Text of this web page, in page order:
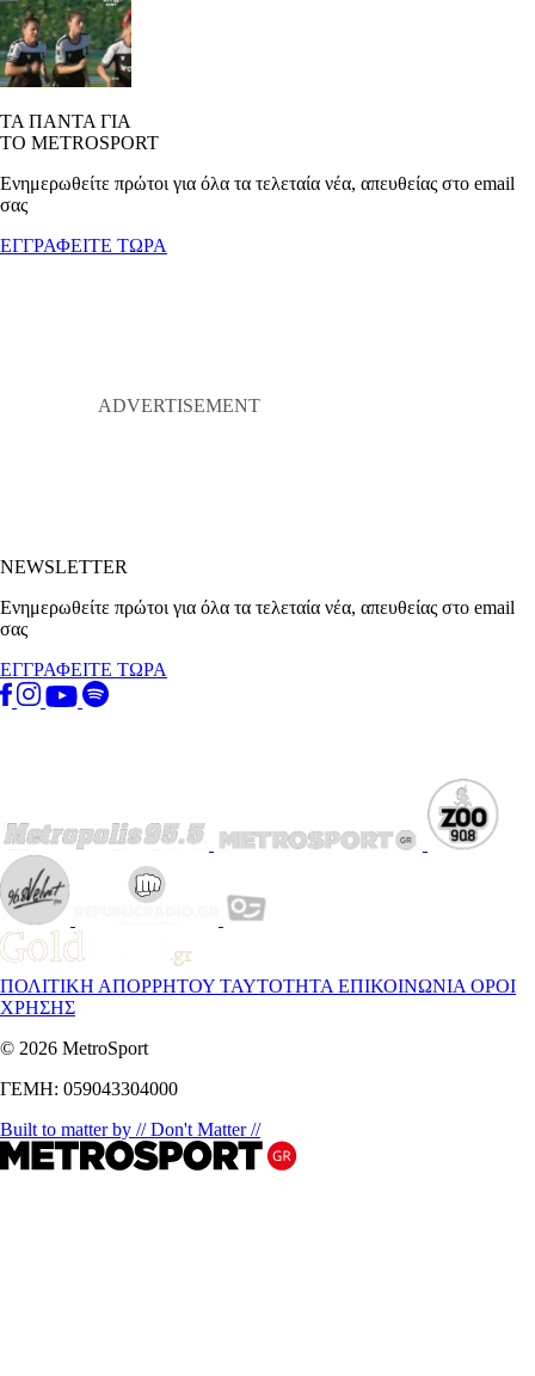
ΤΑ ΠΑΝΤΑ ΓΙΑ
ΤΟ METROSPORT
Ενημερωθείτε πρώτοι για όλα τα τελεταία νέα, απευθείας στο email
σας
ΕΓΓΡΑΦΕΙΤΕ ΤΩΡΑ
NEWSLETTER
Ενημερωθείτε πρώτοι για όλα τα τελεταία νέα, απευθείας στο email
σας
ΕΓΓΡΑΦΕΙΤΕ ΤΩΡΑ
ΠΟΛΙΤΙΚΗ ΑΠΟΡΡΗΤΟΥ ΤΑΥΤΟΤΗΤΑ ΕΠΙΚΟΙΝΩΝΙΑ ΟΡΟΙ
ΧΡΗΣΗΣ
© 2026 MetroSport
ΓΕΜΗ: 059043304000
Built to matter by // Don't Matter //